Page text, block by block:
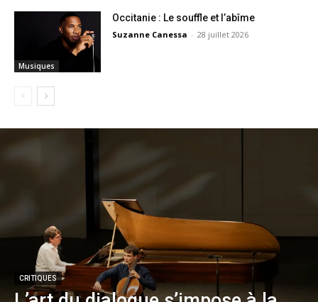
Musiques
Occitanie : Le souffle et l’abîme
Suzanne Canessa - 28 juillet 2026
CRITIQUES